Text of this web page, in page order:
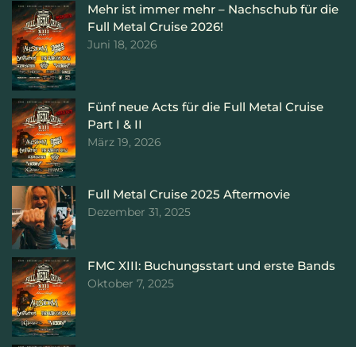
Mehr ist immer mehr – Nachschub für die
Full Metal Cruise 2026!
Juni 18, 2026
Fünf neue Acts für die Full Metal Cruise
Part I & II
März 19, 2026
Full Metal Cruise 2025 Aftermovie
Dezember 31, 2025
FMC XIII: Buchungsstart und erste Bands
Oktober 7, 2025